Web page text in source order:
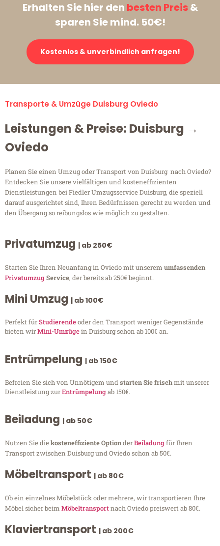
Erhalten Sie hier den besten Preis&
sparen Sie mind. 50€!
Kostenlos & unverbindlich anfragen!
Transporte & Umzüge Duisburg Oviedo
Leistungen & Preise: Duisburg →
Oviedo
Planen Sie einen Umzug oder Transport von Duisburg nach Oviedo?
Entdecken Sie unsere vielfältigen und kosteneffizienten
Dienstleistungen bei Fiedler Umzugsservice Duisburg, die speziell
darauf ausgerichtet sind, Ihren Bedürfnissen gerecht zu werden und
den Übergang so reibungslos wie möglich zu gestalten.
Privatumzug | ab 250€
Starten Sie Ihren Neuanfang in Oviedo mit unserem umfassenden
PrivatumzugService, der bereits ab 250€ beginnt.
Mini Umzug | ab 100€
Perfekt fürStudierendeoder den Transport weniger Gegenstände
bieten wirMini-Umzügein Duisburg schon ab 100€ an.
Entrümpelung | ab 150€
Befreien Sie sich von Unnötigem undstarten Sie frischmit unserer
Dienstleistung zurEntrümpelungab 150€.
Beiladung | ab 50€
Nutzen Sie diekosteneffiziente OptionderBeiladungfür Ihren
Transport zwischen Duisburg und Oviedo schon ab 50€.
Möbeltransport | ab 80€
Ob ein einzelnes Möbelstück oder mehrere, wir transportieren Ihre
Möbel sicher beim Möbeltransportnach Oviedo preiswert ab 80€.
Klaviertransport | ab 200€